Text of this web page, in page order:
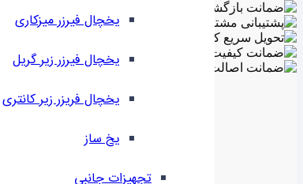
یخچال فیرزر میزکاری
یخچال فیرزر زیر گریل
یخچال فریزر زیر کانتری
⁠یخ ساز
تجهیزات جانبی